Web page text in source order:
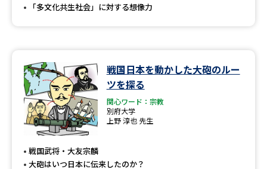
「多文化共生社会」に対する想像力
戦国日本を動かした大砲のルー
ツを探る
関心ワード：宗教
別府大学
上野 淳也 先生
戦国武将・大友宗麟
大砲はいつ日本に伝来したのか？